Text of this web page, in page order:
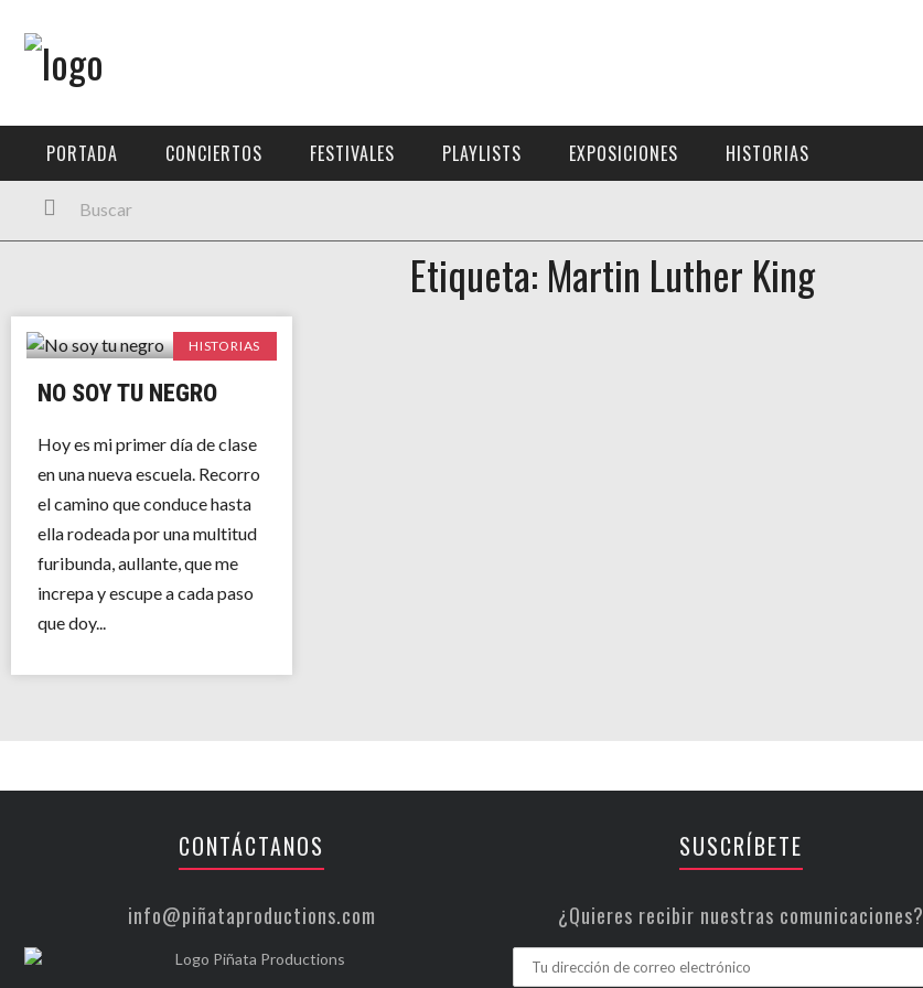
PORTADA
FESTIVALES
EXPOSICIONES
PORTADA CONCIERTOS FESTIVALES PLAYLISTS EXPOSICIONES HISTORIAS
Etiqueta: Martin Luther King
HISTORIAS
NO SOY TU NEGRO
Hoy es mi primer día de clase
en una nueva escuela. Recorro
el camino que conduce hasta
ella rodeada por una multitud
furibunda, aullante, que me
increpa y escupe a cada paso
que doy...
CONTÁCTANOS
info@piñataproductions.com
SUSCRÍBETE
¿Quieres recibir nuestras comunicaciones?